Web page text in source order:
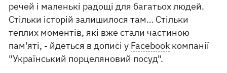
речей і маленькі радощі для багатьох людей.
Стільки історій залишилося там… Стільки
теплих моментів, які вже стали частиною
пам’яті, - йдеться в дописі у Facebook компанії
"Український порцеляновий посуд".